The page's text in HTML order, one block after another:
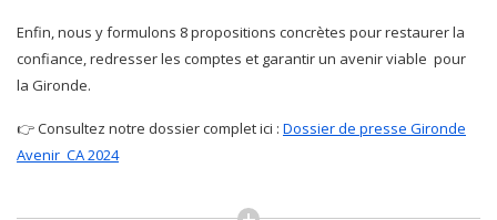
Enfin, nous y formulons 8 propositions concrètes pour restaurer la
confiance, redresser les comptes et garantir un avenir viable pour
la Gironde.
👉 Consultez notre dossier complet ici : Dossier de presse Gironde
Avenir_CA 2024